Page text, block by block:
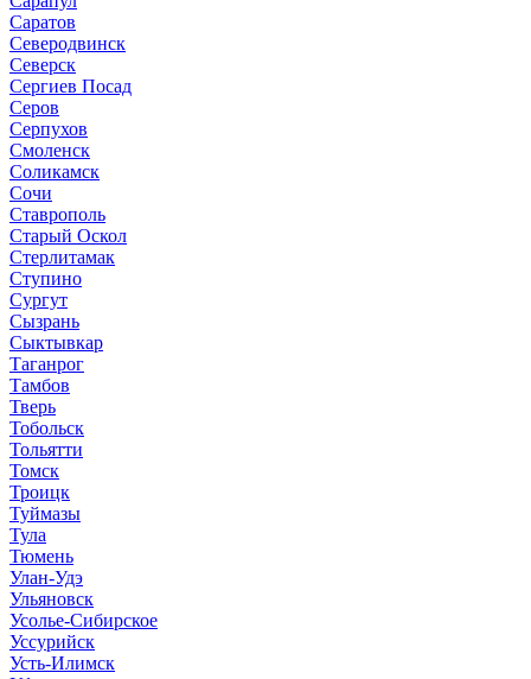
Саратов
Северодвинск
Северск
Сергиев Посад
Серов
Серпухов
Смоленск
Соликамск
Сочи
Ставрополь
Старый Оскол
Стерлитамак
Ступино
Сургут
Сызрань
Сыктывкар
Таганрог
Тамбов
Тверь
Тобольск
Тольятти
Томск
Троицк
Туймазы
Тула
Тюмень
Улан-Удэ
Ульяновск
Усолье-Сибирское
Уссурийск
Усть-Илимск